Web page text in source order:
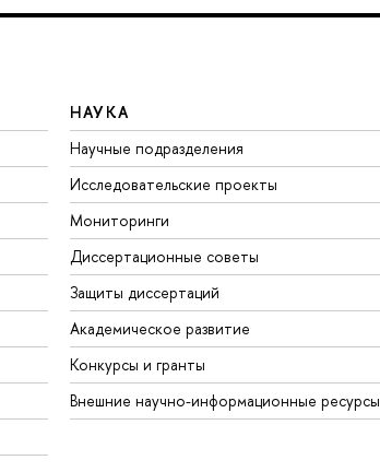
НАУКА
Научные подразделения
Исследовательские проекты
Мониторинги
Диссертационные советы
Защиты диссертаций
Академическое развитие
Конкурсы и гранты
Внешние научно-информационные ресурсы